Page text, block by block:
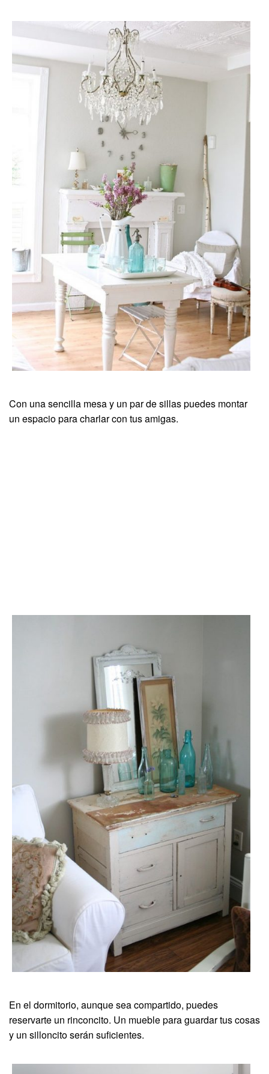
Con una sencilla mesa y un par de sillas puedes montar
un espacio para charlar con tus amigas.
En el dormitorio, aunque sea compartido, puedes
reservarte un rinconcito. Un mueble para guardar tus cosas
y un silloncito serán suficientes.